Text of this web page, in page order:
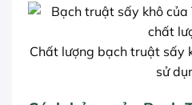
Chất lượng bạch truật sấy
sử